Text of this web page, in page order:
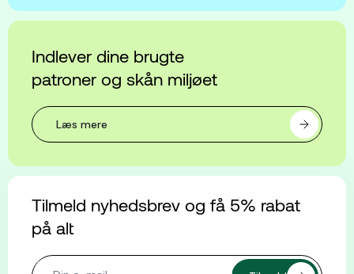
Indlever dine brugte
patroner og skån miljøet
Læs mere
Tilmeld nyhedsbrev og få 5% rabat
på alt